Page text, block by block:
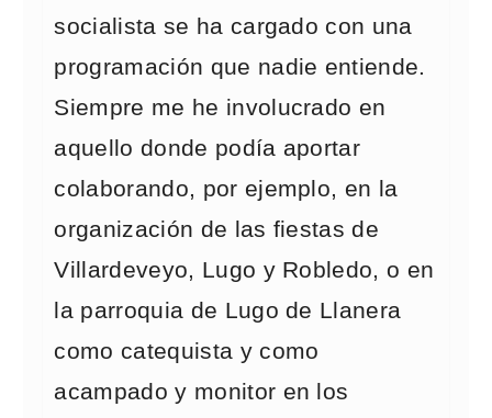
socialista se ha cargado con una
programación que nadie entiende.
Siempre me he involucrado en
aquello donde podía aportar
colaborando, por ejemplo, en la
organización de las fiestas de
Villardeveyo, Lugo y Robledo, o en
la parroquia de Lugo de Llanera
como catequista y como
acampado y monitor en los